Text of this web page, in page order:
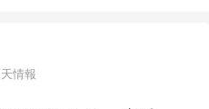
情報